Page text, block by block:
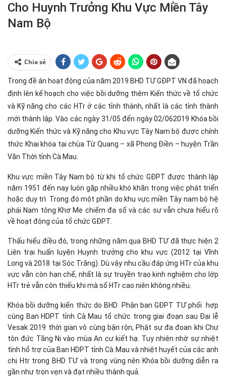
Cho Huynh Trưởng Khu Vực Miền Tây
Nam Bộ
Chia sẻ
Trong đề án hoạt động của năm 2019 BHD TƯ GĐPT VN đã hoạch
định lên kế hoạch cho việc bồi dưỡng thêm Kiến thức về tổ chức
và Kỹ năng cho các HTr ở các tỉnh thành, nhất là các tỉnh thành
mới thành lập. Vào các ngày 31/05 đến ngày 02/062019 Khóa bồi
dưỡng Kiến thức và Kỹ năng cho Khu vực Tây Nam bộ được chính
thức Khai khóa tại chùa Từ Quang – xã Phong Điền – huyện Trần
Văn Thời tỉnh Cà Mau.
Khu vực miền Tây Nam bộ từ khi tổ chức GĐPT được thành lập
năm 1951 đến nay luôn gặp nhiều khó khăn trong việc phát triển
hoặc duy trì. Trong đó một phần do khu vực miền Tây nam bộ hệ
phái Nam tông Khơ Me chiếm đa số và các sư vẫn chưa hiểu rõ
về hoạt động của tổ chức GĐPT.
Thấu hiểu điều đó, trong những năm qua BHD TƯ đã thực hiện 2
Liên trại huấn luyện Huynh trưởng cho khu vực (2012 tại Vĩnh
Long và 2018 tại Sóc Trăng). Dù vậy nhu cầu đáp ứng HTr của khu
vực vẫn còn hạn chế, nhất là sự truyền trao kinh nghiệm cho lớp
HTr trẻ vẫn còn thiếu khi mà số HTr cao niên không nhiều.
Khóa bồi dưỡng kiến thức do BHD Phân ban GĐPT TƯ phối hợp
cùng Ban HDPT tỉnh Cà Mau tổ chức trong giai đoạn sau Đại lễ
Vesak 2019 thời gian vô cùng bận rộn, Phật sự đa đoan khi Chư
tôn đức Tăng Ni vào mùa An cư kiết hạ. Tuy nhiên nhờ sự nhiệt
tình hổ trợ của Ban HDPT tỉnh Cà Mau và nhiệt huyết của các anh
chị Htr trong BHD TƯ và trong vùng nên Khóa bồi dưỡng diễn ra
gần như trọn vẹn và đạt nhiều thành quả.